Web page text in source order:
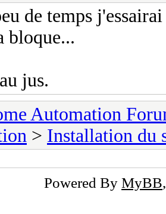
de temps
bloque...
jus.
Automation
> Installation du
Powered By MyBB